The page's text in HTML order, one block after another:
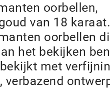
oorbellen,
van 18
oorbellen
het bekijken
met
verbazend